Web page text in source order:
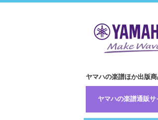
ヤマハの楽譜ほか出版商
ヤマハの楽譜通販サ